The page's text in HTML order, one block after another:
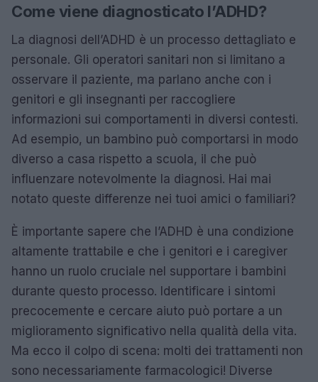
Come viene diagnosticato l’ADHD?
La diagnosi dell’ADHD è un processo dettagliato e
personale. Gli operatori sanitari non si limitano a
osservare il paziente, ma parlano anche con i
genitori e gli insegnanti per raccogliere
informazioni sui comportamenti in diversi contesti.
Ad esempio, un bambino può comportarsi in modo
diverso a casa rispetto a scuola, il che può
influenzare notevolmente la diagnosi. Hai mai
notato queste differenze nei tuoi amici o familiari?
È importante sapere che l’ADHD è una condizione
altamente trattabile e che i genitori e i caregiver
hanno un ruolo cruciale nel supportare i bambini
durante questo processo. Identificare i sintomi
precocemente e cercare aiuto può portare a un
miglioramento significativo nella qualità della vita.
Ma ecco il colpo di scena: molti dei trattamenti non
sono necessariamente farmacologici! Diverse